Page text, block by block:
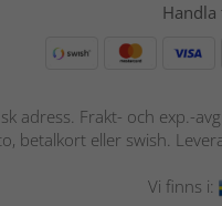
adress. Frakt- och exp.-
betalkort eller swish.
Vi finns i: